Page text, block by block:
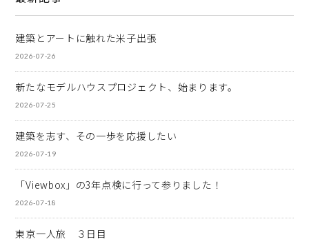
建築とアートに触れた米子出張
2026-07-26
新たなモデルハウスプロジェクト、始まります。
2026-07-25
建築を志す、その一歩を応援したい
2026-07-19
「Viewbox」の3年点検に行って参りました！
2026-07-18
東京一人旅 ３日目